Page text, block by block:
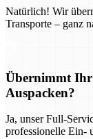
Natürlich! Wir
Transporte – ganz
Übernimmt Ihr
Auspacken?
Ja, unser Full-
professionelle Ein-